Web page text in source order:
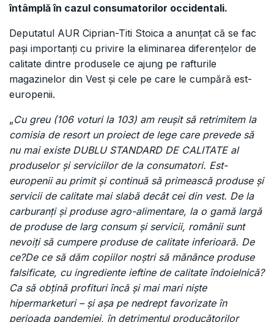
întâmplă în cazul consumatorilor occidentali.
Deputatul AUR Ciprian-Titi Stoica a anunțat că se fac
pași importanți cu privire la eliminarea diferențelor de
calitate dintre produsele ce ajung pe rafturile
magazinelor din Vest și cele pe care le cumpără est-
europenii.
„Cu greu (106 voturi la 103) am reușit să retrimitem la
comisia de resort un proiect de lege care prevede să
nu mai existe DUBLU STANDARD DE CALITATE al
produselor și serviciilor de la consumatori. Est-
europenii au primit şi continuă să primească produse şi
servicii de calitate mai slabă decât cei din vest. De la
carburanţi și produse agro-alimentare, la o gamă largă
de produse de larg consum şi servicii, românii sunt
nevoiți să cumpere produse de calitate inferioară. De
ce?De ce să dăm copiilor noștri să mănânce produse
falsificate, cu ingrediente ieftine de calitate îndoielnică?
Ca să obțină profituri încă și mai mari niște
hipermarketuri – și așa pe nedrept favorizate în
perioada pandemiei, în detrimentul producătorilor